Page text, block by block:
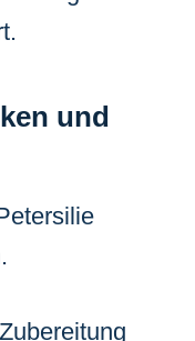
und